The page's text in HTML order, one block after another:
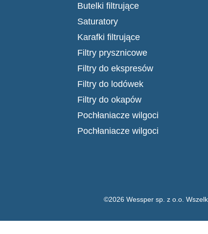
Butelki filtrujące
Saturatory
Karafki filtrujące
Filtry prysznicowe
Filtry do ekspresów
Filtry do lodówek
Filtry do okapów
Pochłaniacze wilgoci
Pochłaniacze wilgoci
©2026 Wessper sp. z o.o.